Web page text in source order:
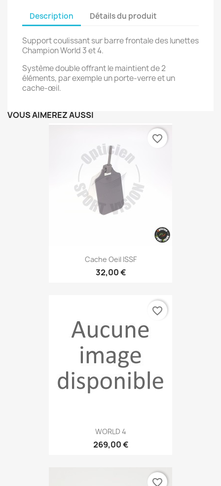
Description Détails du produit
Support coulissant sur barre frontale des lunettes
Champion World 3 et 4.
Système double offrant le maintient de 2
éléments, par exemple un porte-verre et un
cache-œil.
VOUS AIMEREZ AUSSI
Cache Oeil ISSF
32,00 €
favorite_border
WORLD 4
269,00 €
favorite_border
favorite_border